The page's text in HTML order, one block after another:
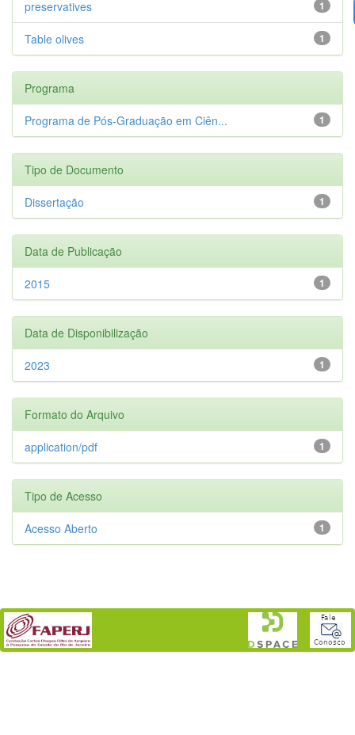
1
preservatives
1
Table olives
Programa
1
Programa de Pós-Graduação em Ciên...
Tipo de Documento
1
Dissertação
Data de Publicação
1
2015
Data de Disponibilização
1
2023
Formato do Arquivo
1
application/pdf
Tipo de Acesso
1
Acesso Aberto